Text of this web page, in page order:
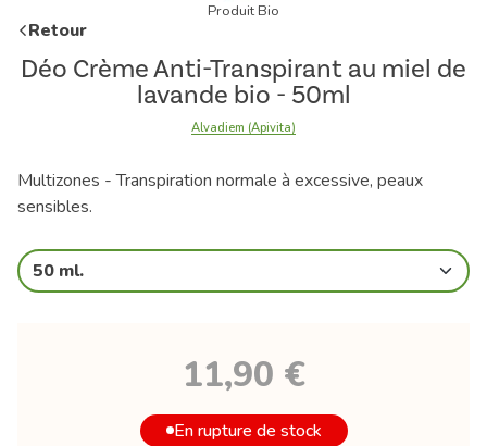
Produit Bio
Retour
Déo Crème Anti-Transpirant au miel de
lavande bio - 50ml
Alvadiem (Apivita)
Multizones - Transpiration normale à excessive, peaux
sensibles.
50 ml.
11,90 €
En rupture de stock